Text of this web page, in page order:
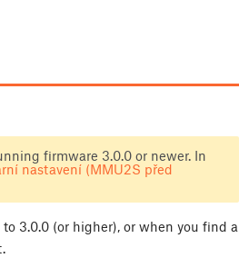
firmware 3.0.0 or newer. In
nastavení (MMU2S před
3.0.0 (or higher), or when you find a